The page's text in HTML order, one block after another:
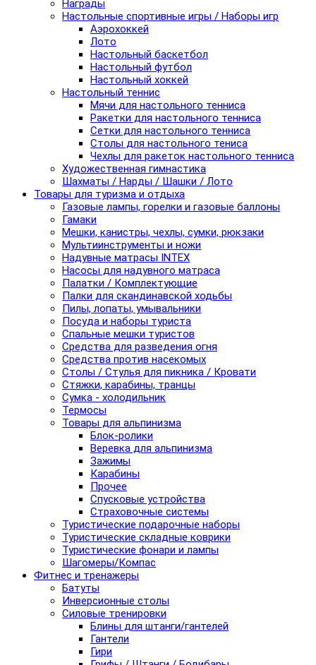
Награды
Настольные спортивные игры / Наборы игр
Аэрохоккей
Лото
Настольный баскетбол
Настольный футбол
Настольный хоккей
Настольный теннис
Мячи для настольного тенниса
Ракетки для настольного тенниса
Сетки для настольного тенниса
Столы для настольного тениса
Чехлы для ракеток настольного тенниса
Художественная гимнастика
Шахматы / Нарды / Шашки / Лото
Товары для туризма и отдыха
Газовые лампы, горелки и газовые баллоны
Гамаки
Мешки, канистры, чехлы, сумки, рюкзаки
Мультиинструменты и ножи
Надувные матрасы INTEX
Насосы для надувного матраса
Палатки / Комплектующие
Палки для скандинавской ходьбы
Пилы, лопаты, умывальники
Посуда и наборы туриста
Спальные мешки туристов
Средства для разведения огня
Средства против насекомых
Столы / Стулья для пикника / Кровати
Стяжки, карабины, транцы
Сумка - холодильник
Термосы
Товары для альпинизма
Блок-ролики
Веревка для альпинизма
Зажимы
Карабины
Прочее
Спусковые устройства
Страховочные системы
Туристические подарочные наборы
Туристические складные коврики
Туристические фонари и лампы
Шагомеры/Компас
Фитнес и тренажеры
Батуты
Инверсионные столы
Силовые тренировки
Блины для штанги/гантелей
Гантели
Гири